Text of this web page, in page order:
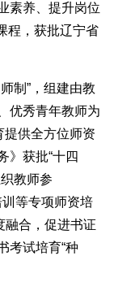
素养、提升岗位
程，获批辽宁省
制”，组建由教
优秀青年教师为
提供全方位师资
》获批“十四
教师参
训等专项师资培
融合，促进书证
考试培育“种